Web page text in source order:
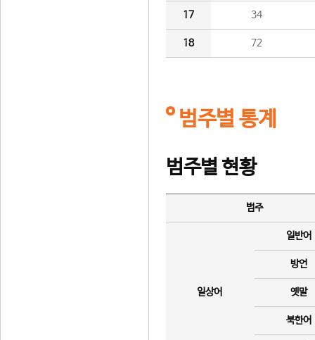
17 34
18 72
범주별 통계
범주별 현황
범주
일상어
일반어
방언
옛말
북한어